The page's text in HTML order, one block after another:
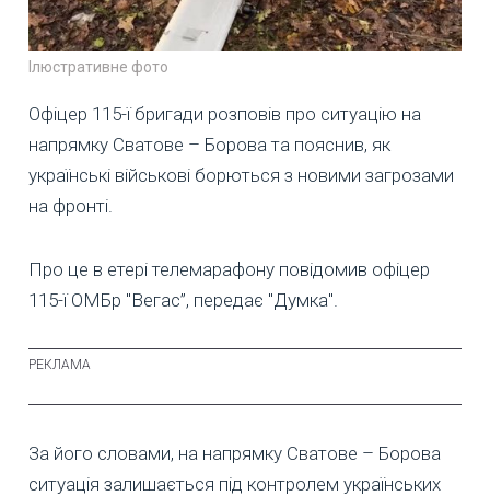
Ілюстративне фото
Офіцер 115-ї бригади розповів про ситуацію на
напрямку Сватове – Борова та пояснив, як
українські військові борються з новими загрозами
на фронті.
Про це в етері телемарафону повідомив офіцер
115-ї ОМБр "Вегас”, передає "Думка".
За його словами, на напрямку Сватове – Борова
ситуація залишається під контролем українських